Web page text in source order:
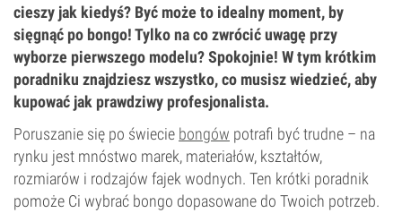
cieszy jak kiedyś? Być może to idealny moment, by
sięgnąć po bongo! Tylko na co zwrócić uwagę przy
wyborze pierwszego modelu? Spokojnie! W tym krótkim
poradniku znajdziesz wszystko, co musisz wiedzieć, aby
kupować jak prawdziwy profesjonalista.
Poruszanie się po świecie bongów potrafi być trudne – na
rynku jest mnóstwo marek, materiałów, kształtów,
rozmiarów i rodzajów fajek wodnych. Ten krótki poradnik
pomoże Ci wybrać bongo dopasowane do Twoich potrzeb.